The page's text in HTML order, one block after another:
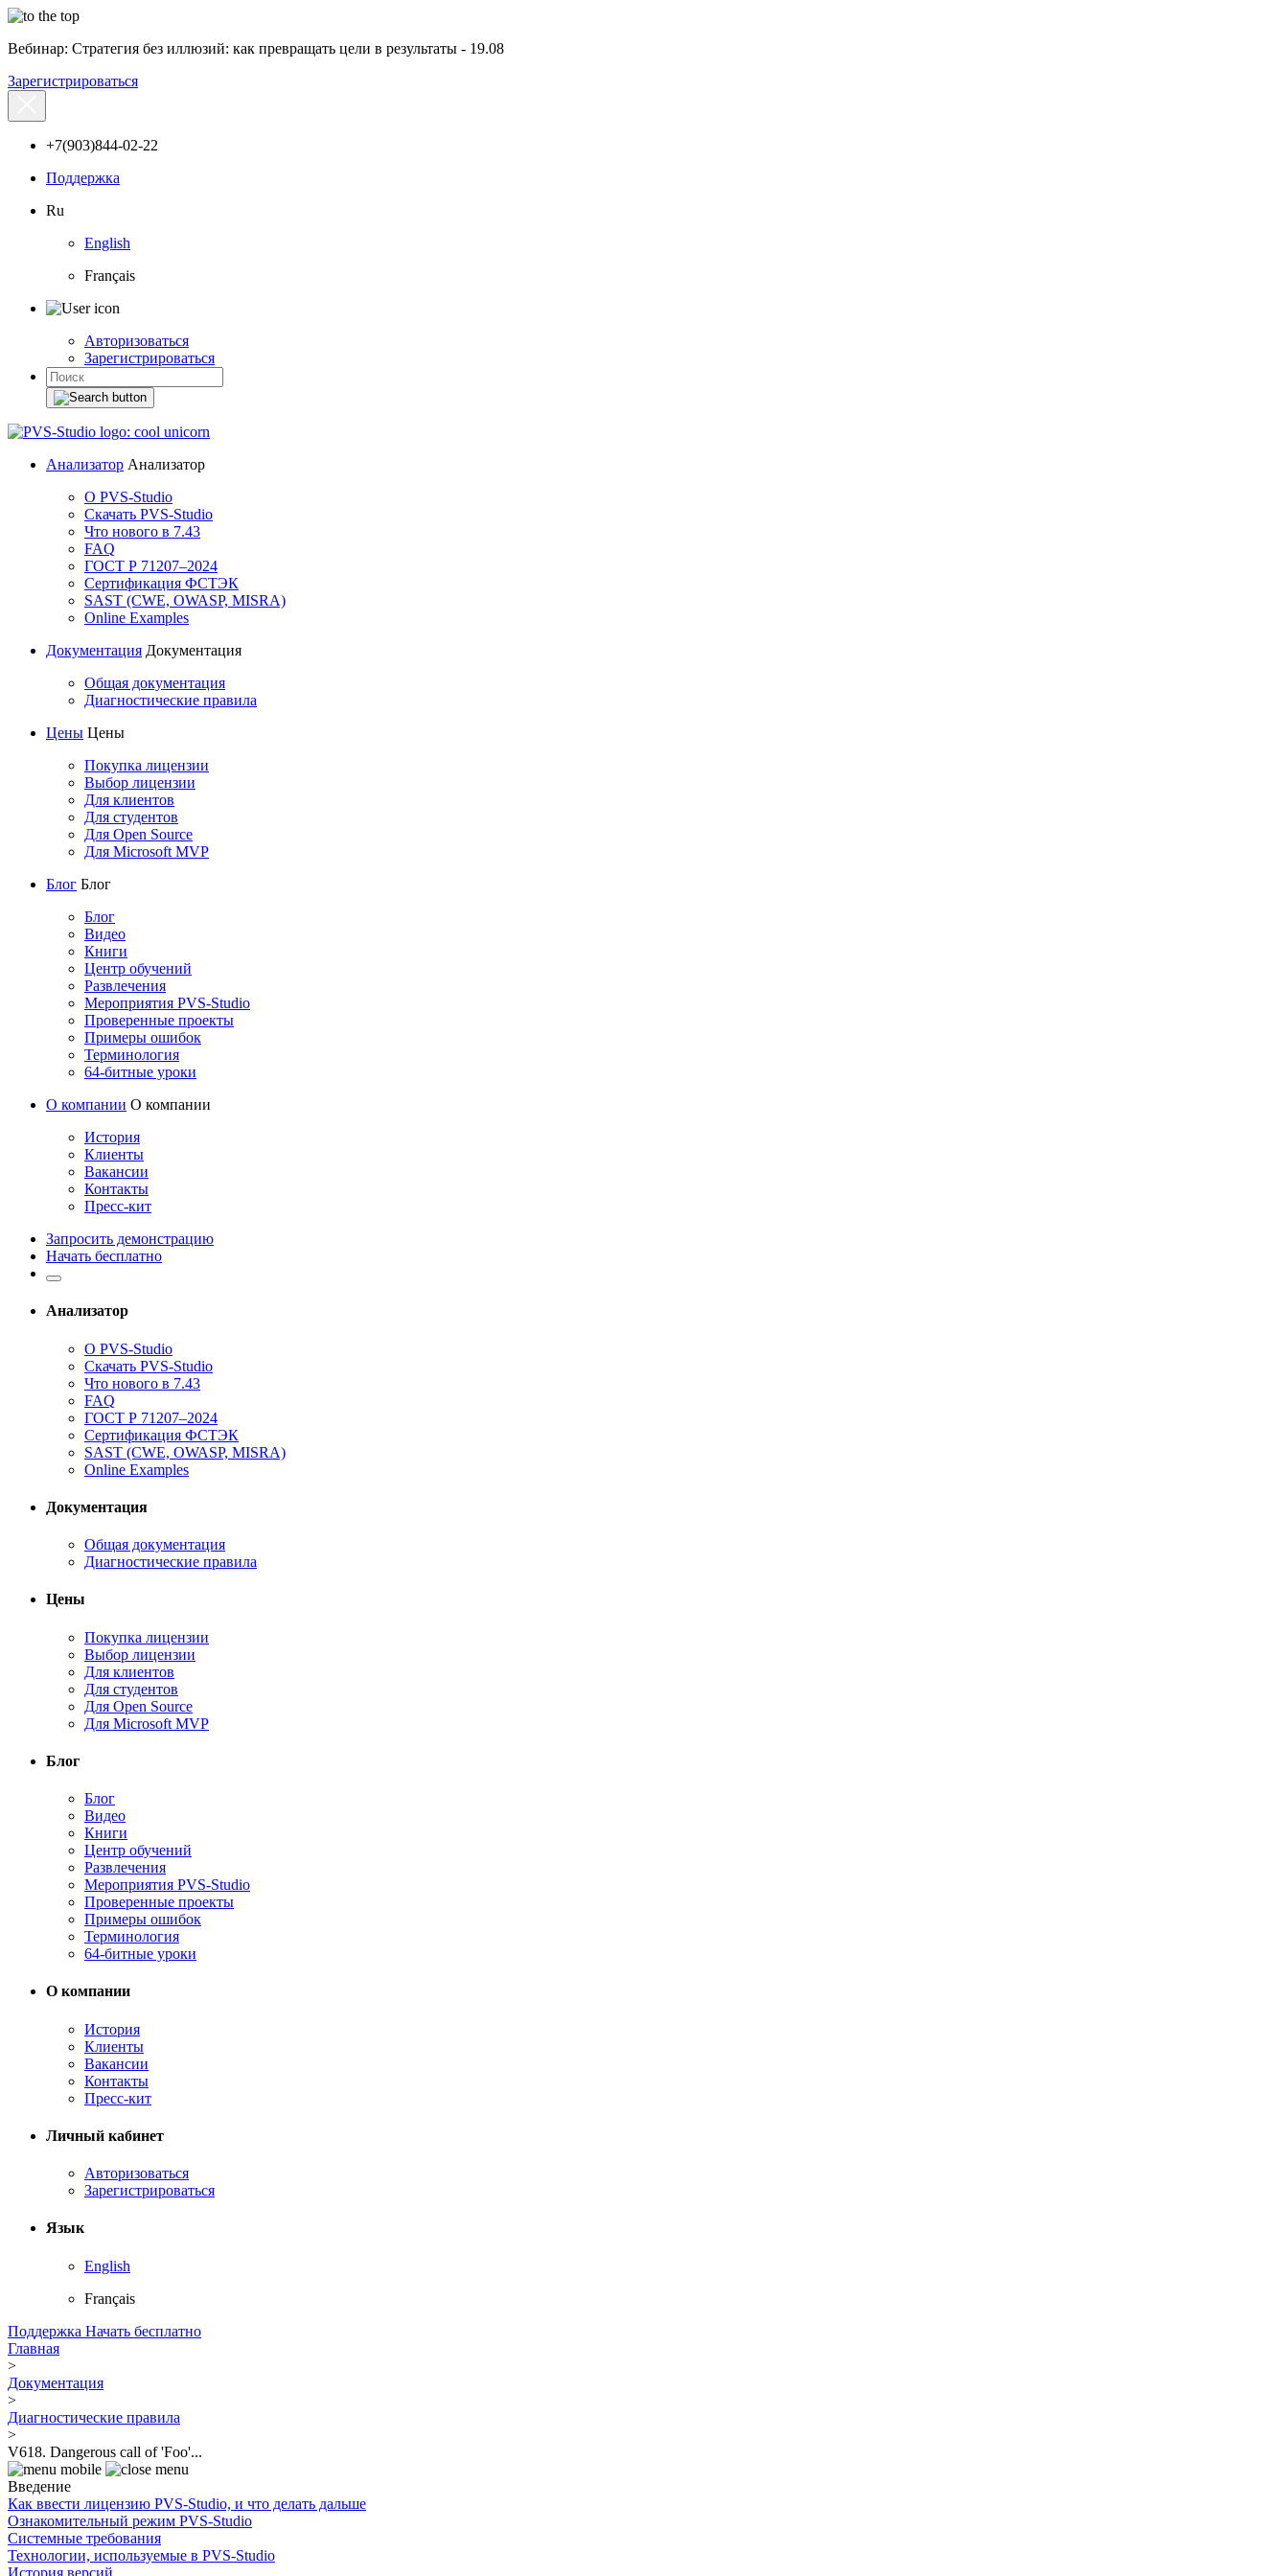
Вебинар: Стратегия без иллюзий: как превращать цели в результаты - 19.08
Зарегистрироваться
+7(903)844-02-22
Поддержка
Ru
English
Français
Авторизоваться
Зарегистрироваться
Анализатор Анализатор
О PVS-Studio
Скачать PVS-Studio
Что нового в 7.43
FAQ
ГОСТ Р 71207–2024
Сертификация ФСТЭК
SAST (CWE, OWASP, MISRA)
Online Examples
Документация Документация
Общая документация
Диагностические правила
Цены Цены
Покупка лицензии
Выбор лицензии
Для клиентов
Для студентов
Для Open Source
Для Microsoft MVP
Блог Блог
Блог
Видео
Книги
Центр обучений
Развлечения
Мероприятия PVS-Studio
Проверенные проекты
Примеры ошибок
Терминология
64-битные уроки
О компании О компании
История
Клиенты
Вакансии
Контакты
Пресс-кит
Запросить демонстрацию
Начать бесплатно
Анализатор
О PVS-Studio
Скачать PVS-Studio
Что нового в 7.43
FAQ
ГОСТ Р 71207–2024
Сертификация ФСТЭК
SAST (CWE, OWASP, MISRA)
Online Examples
Документация
Общая документация
Диагностические правила
Цены
Покупка лицензии
Выбор лицензии
Для клиентов
Для студентов
Для Open Source
Для Microsoft MVP
Блог
Блог
Видео
Книги
Центр обучений
Развлечения
Мероприятия PVS-Studio
Проверенные проекты
Примеры ошибок
Терминология
64-битные уроки
О компании
История
Клиенты
Вакансии
Контакты
Пресс-кит
Личный кабинет
Авторизоваться
Зарегистрироваться
Язык
English
Français
Поддержка Начать бесплатно
Главная
>
Документация
>
Диагностические правила
>
V618. Dangerous call of 'Foo'...
Введение
Как ввести лицензию PVS-Studio, и что делать дальше
Ознакомительный режим PVS-Studio
Системные требования
Технологии, используемые в PVS-Studio
История версий